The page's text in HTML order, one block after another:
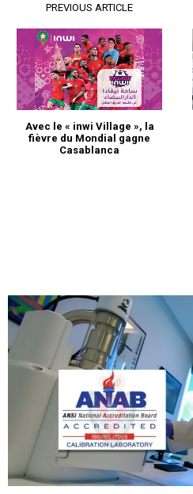
PREVIOUS ARTICLE
Avec le « inwi Village », la
fièvre du Mondial gagne
Casablanca